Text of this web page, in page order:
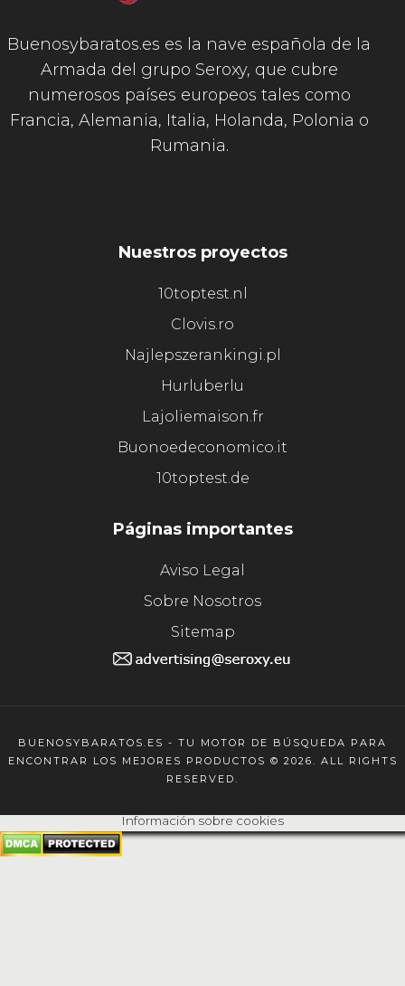
Buenosybaratos.es es la nave española de la
Armada del grupo Seroxy, que cubre
numerosos países europeos tales como
Francia, Alemania, Italia, Holanda, Polonia o
Rumania.
Nuestros proyectos
10toptest.nl
Clovis.ro
Najlepszerankingi.pl
Hurluberlu
Lajoliemaison.fr
Buonoedeconomico.it
10toptest.de
Páginas importantes
Aviso Legal
Sobre Nosotros
Sitemap
BUENOSYBARATOS.ES - TU MOTOR DE BÚSQUEDA PARA
ENCONTRAR LOS MEJORES PRODUCTOS © 2026. ALL RIGHTS
RESERVED.
Información sobre cookies